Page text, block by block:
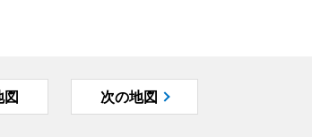
図 次の地図